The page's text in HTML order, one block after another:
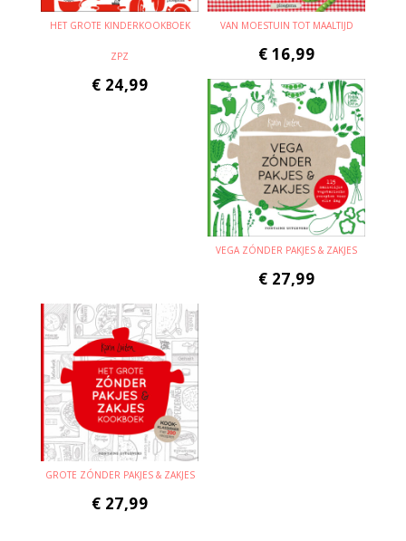
HET GROTE KINDERKOOKBOEK
ZPZ
€ 24,99
VAN MOESTUIN TOT MAALTIJD
€ 16,99
VEGA ZÓNDER PAKJES & ZAKJES
€ 27,99
GROTE ZÓNDER PAKJES & ZAKJES
€ 27,99